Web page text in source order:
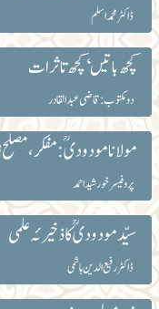
ڈاکٹر محمد اسلم
کچھ باتیں‘ کچھ تاثرات
دو مکتوب: قاضی عبد القادر
مولانا مودودیؒ: مفکر،مصلح
پروفیسر خورشید احمد
سیّدمودودیؒ کا ذخیرئہ علمی
ڈاکٹر رفیع الدین ہاشمی